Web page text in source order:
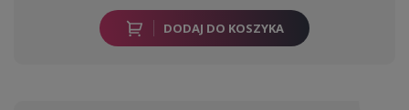
DODAJ DO KOSZYKA